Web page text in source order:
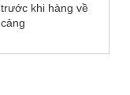
trước khi hàng về
cảng